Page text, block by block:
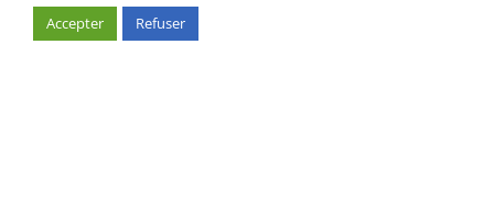
Accepter Refuser